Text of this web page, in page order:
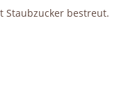
Staubzucker bestreut.